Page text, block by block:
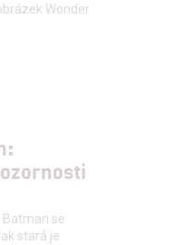
Wonder
Batman se
stará je